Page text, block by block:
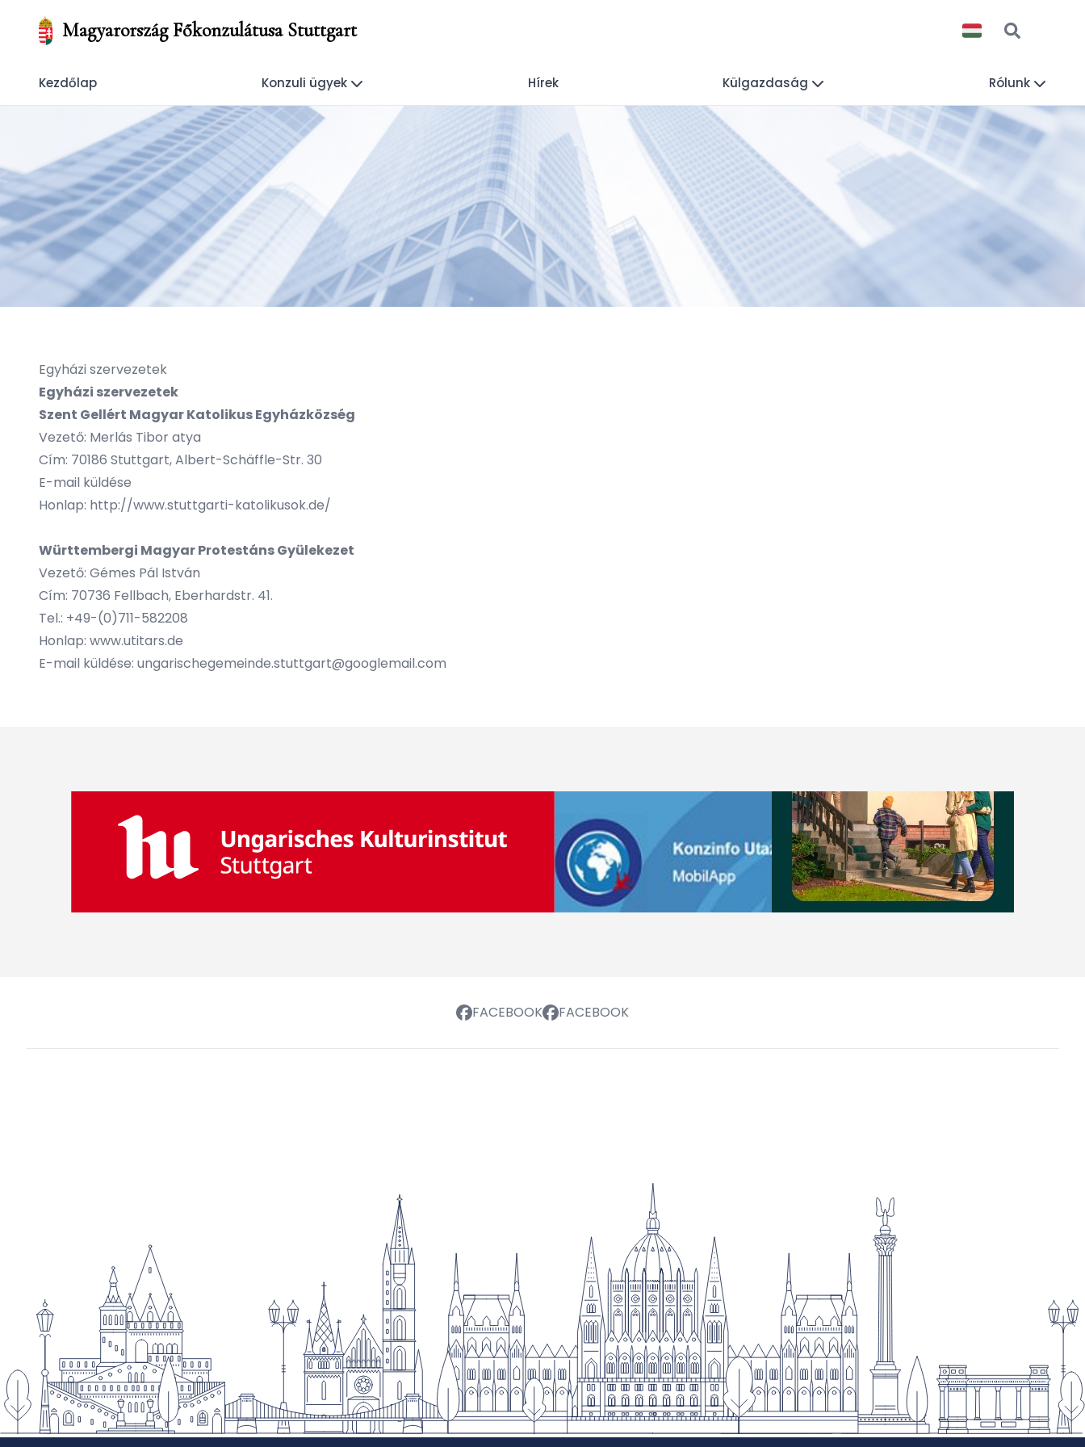
Magyarország Főkonzulátusa Stuttgart
Kezdőlap Konzuli ügyek Hírek Külgazdaság Rólunk
Egyházi szervezetek
Egyházi szervezetek
Szent Gellért Magyar Katolikus Egyházközség
Vezető: Merlás Tibor atya
Cím: 70186 Stuttgart, Albert-Schäffle-Str. 30
E-mail küldése
Honlap: http://www.stuttgarti-katolikusok.de/
Württembergi Magyar Protestáns Gyülekezet
Vezető: Gémes Pál István
Cím: 70736 Fellbach, Eberhardstr. 41.
Tel.: +49-(0)711-582208
Honlap: www.utitars.de
E-mail küldése: ungarischegemeinde.stuttgart@googlemail.com
FACEBOOK FACEBOOK